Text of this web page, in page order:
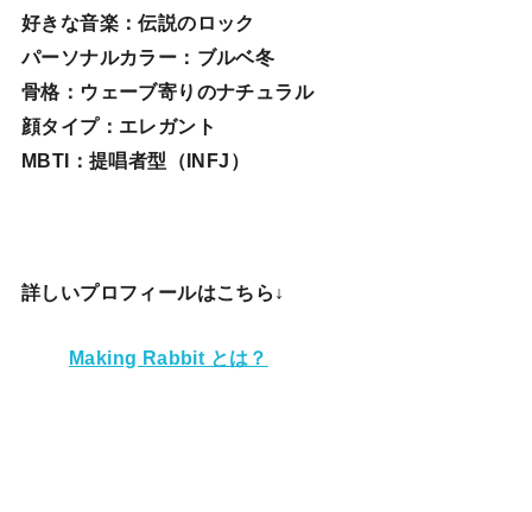
好きな音楽：伝説のロック
パーソナルカラー：ブルベ冬
骨格：ウェーブ寄りのナチュラル
顔タイプ：エレガン ト
MBTI：提唱者型（INFJ）
詳しいプロフィールはこちら↓
Making Rabbit とは？